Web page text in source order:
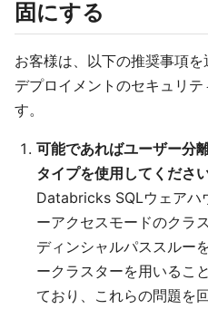
固にする
お客様は、以下の推奨事項
デプロイメントのセキュリ
す。
可能であればユーザー分
タイプを使用してください
Databricks SQLウェアハ
ーアクセスモードのクラ
ディンシャルパススルー
ークラスターを用いるこ
ており、これらの問題を